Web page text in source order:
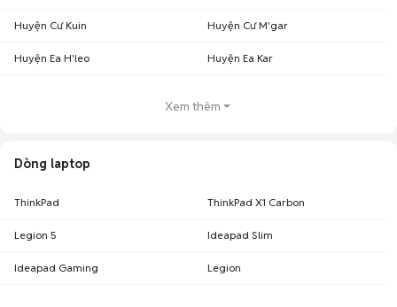
Huyện Cư Kuin Huyện Cư M'gar
Huyện Ea H'leo Huyện Ea Kar
Xem thêm
Dòng laptop
ThinkPad ThinkPad X1 Carbon
Legion 5 Ideapad Slim
Ideapad Gaming Legion